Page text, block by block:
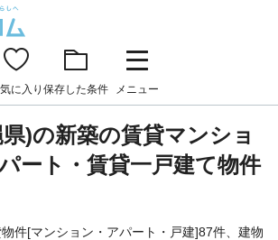
に入り 保存した条件 メニュー
)の新築の賃貸マンショ
ート・賃貸一戸建て物件
件[マンション・アパート・戸建]87件、建物